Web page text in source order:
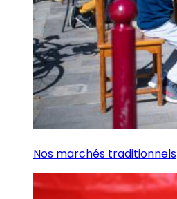
Nos marchés traditionnels